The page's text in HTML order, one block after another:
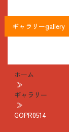
ギャラリーgallery
ホーム
≫
ギャラリー
≫
GOPR0514